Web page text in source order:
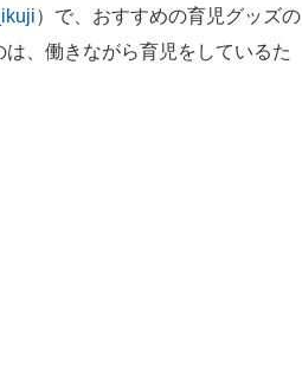
）で、おすすめの育児グッズの
、働きながら育児をしているた